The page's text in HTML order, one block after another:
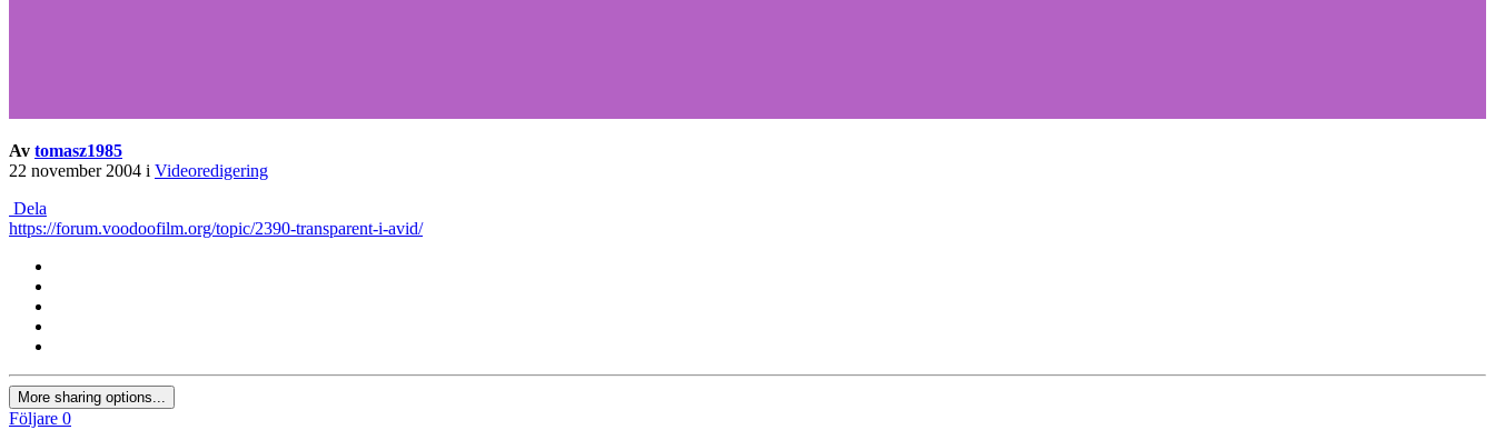
Av tomasz1985
22 november 2004 i Videoredigering
Dela
https://forum.voodoofilm.org/topic/2390-transparent-i-avid/
More sharing options...
Följare 0